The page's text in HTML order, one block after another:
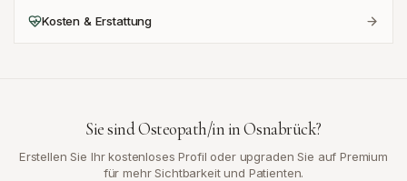
Kosten & Erstattung
Sie sind Osteopath/in inOsnabrück?
Erstellen Sie Ihr kostenloses Profil oder upgraden Sie auf Premium
für mehr Sichtbarkeit und Patienten.